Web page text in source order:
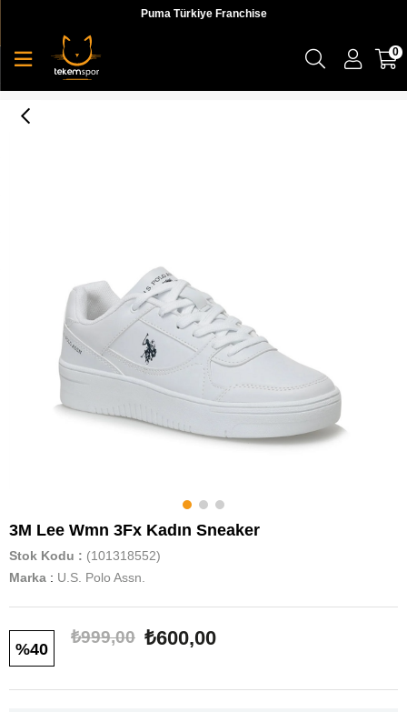
Puma Türkiye Franchise
0
3M Lee Wmn 3Fx Kadın Sneaker
Stok Kodu
(101318552)
Marka : U.S. Polo Assn.
40
₺999,00 ₺600,00